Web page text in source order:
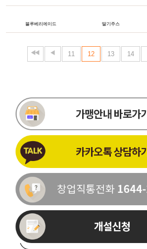
블루베리에이드 딸기주스
11 12 13 14